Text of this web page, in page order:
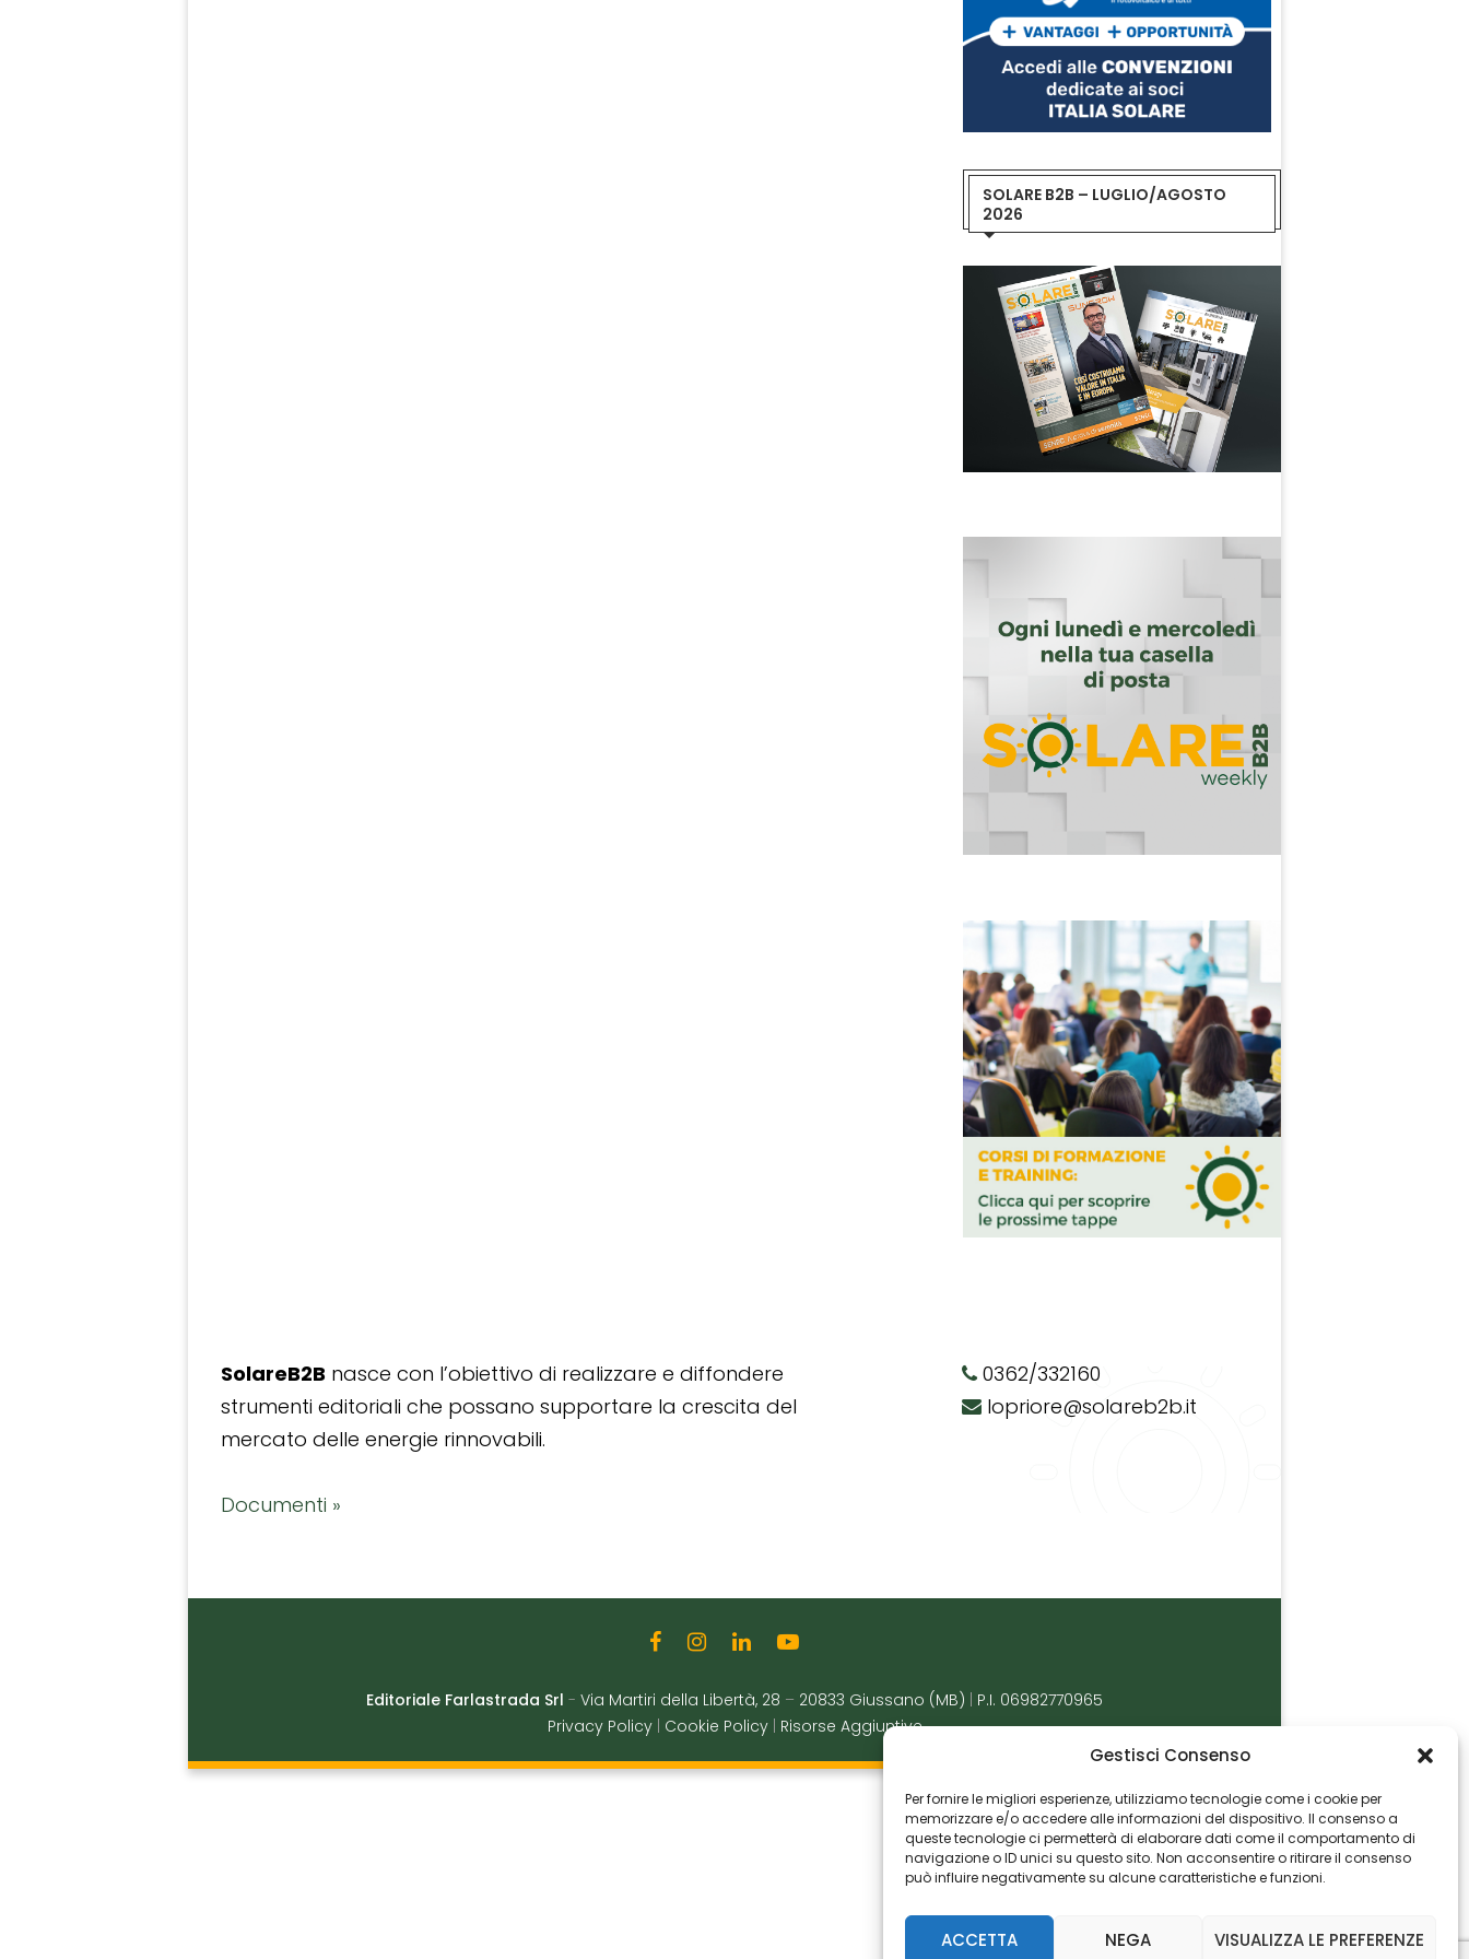
Gestisci Consenso
Per fornire le migliori esperienze, utilizziamo tecnologie come i cookie per
memorizzare e/o accedere alle informazioni del dispositivo. Il consenso a
queste tecnologie ci permetterà di elaborare dati come il comportamento di
navigazione o ID unici su questo sito. Non acconsentire o ritirare il consenso
può influire negativamente su alcune caratteristiche e funzioni.
ACCETTA NEGA VISUALIZZA LE PREFERENZE
SOLARE B2B – LUGLIO/AGOSTO
2026
SolareB2B nasce con l’obiettivo di realizzare e diffondere
strumenti editoriali che possano supportare la crescita del
mercato delle energie rinnovabili.
Documenti »
0362/332160
lopriore@solareb2b.it
Editoriale Farlastrada Srl - Via Martiri della Libertà, 28 – 20833 Giussano (MB)
P.I. 06982770965
Privacy Policy
Cookie Policy Risorse Aggiuntive